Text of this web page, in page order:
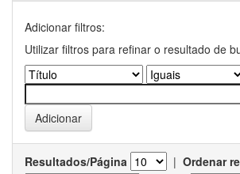
Adicionar filtros:
Utilizar filtros para refinar o resultado de
Resultados/Página | Ordenar